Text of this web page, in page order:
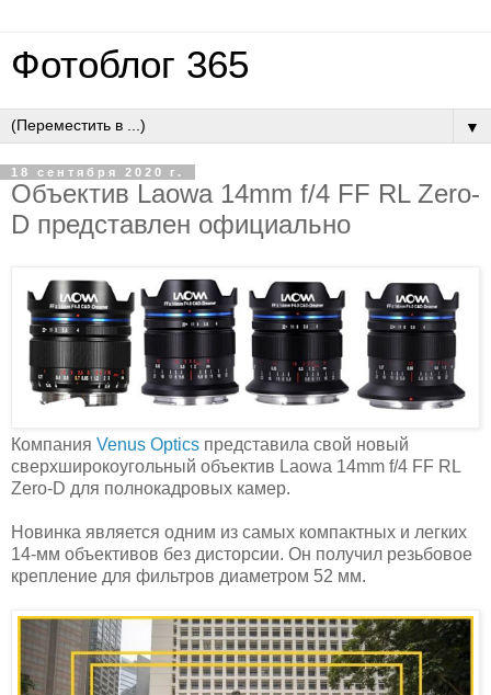
Фотоблог 365
▼
18 сентября 2020 г.
Объектив Laowa 14mm f/4 FF RL Zero-
D представлен официально
Компания Venus Optics представила свой новый
сверхширокоугольный объектив Laowa 14mm f/4 FF RL
Zero-D для полнокадровых камер.
Новинка является одним из самых компактных и легких
14-мм объективов без дисторсии. Он получил резьбовое
крепление для фильтров диаметром 52 мм.